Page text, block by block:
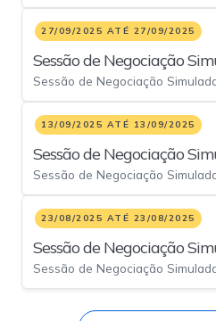
27/09/2025 ATÉ 27/09/2025
Sessão de Negociação
System - 27/set
Sessão de Negociação
13/09/2025 ATÉ 13/09/2025
Sessão de Negociação
System - 13/set
Sessão de Negociação
23/08/2025 ATÉ 23/08/2025
Sessão de Negociação
System - 23/ago
Sessão de Negociação